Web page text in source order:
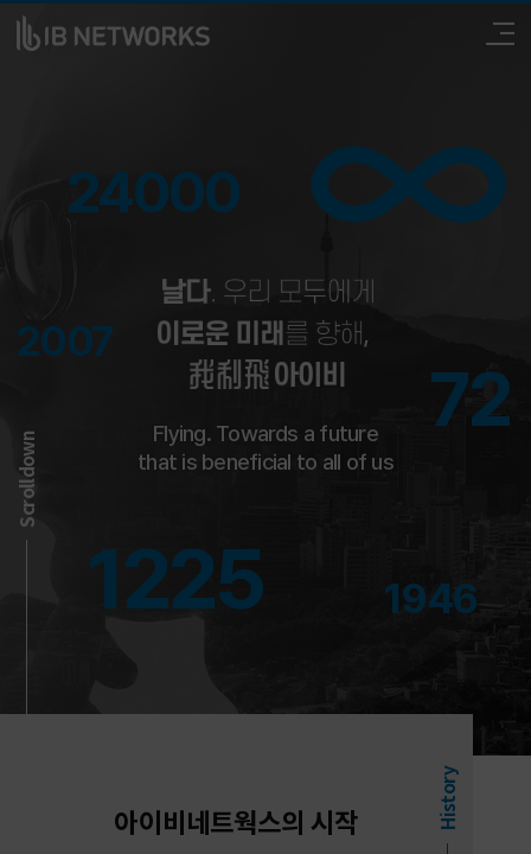
RECRUIT
PARTNERSHIP
Scrolldown
Flying. Towards a future
that is beneficial to all of us
24000
72
1946
1225
2007
History
아이비네트웍스의 시작